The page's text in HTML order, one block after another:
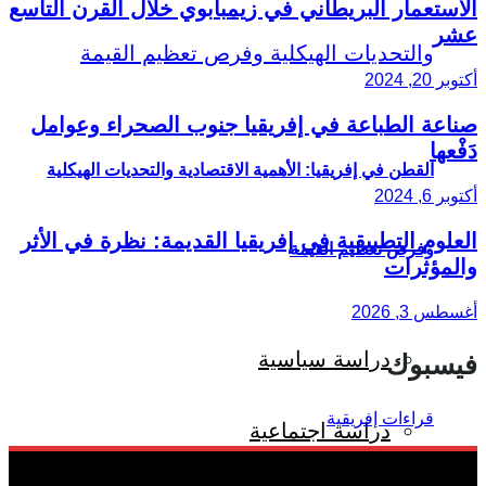
القطن في إفريقيا: الأهمية الاقتصادية والتحديات الهيكلية
وفرص تعظيم القيمة
دراسة سياسية
دراسة اجتماعية
الاستعمار البريطاني في زيمبابوي خلال القرن التاسع
عشر
أكتوبر 20, 2024
صناعة الطباعة في إفريقيا جنوب الصحراء وعوامل
دَفْعها
أكتوبر 6, 2024
العلوم التطبيقية في إفريقيا القديمة: نظرة في الأثر
والمؤثرات
أغسطس 3, 2026
فيسبوك